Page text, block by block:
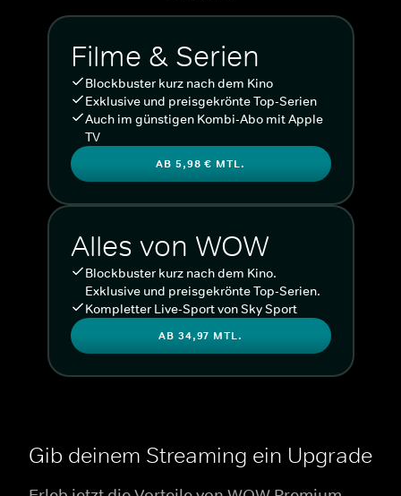
Filme & Serien
Blockbuster kurz nach dem Kino
Exklusive und preisgekrönte Top-Serien
Auch im günstigen Kombi-Abo mit Apple
TV
AB 5,98 € MTL.
Alles von WOW
Blockbuster kurz nach dem Kino.
Exklusive und preisgekrönte Top-Serien.
Kompletter Live-Sport von Sky Sport
AB 34,97 MTL.
Gib deinem Streaming ein Upgrade